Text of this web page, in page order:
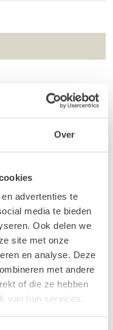
Over
advertenties te
media te bieden
Ook delen we
site met onze
en analyse. Deze
met andere
of die ze hebben
van hun services.
Deze mag niet
dat 1 punt waard.
gat. Maar let op,
je terug naar 15
elkaar, op
gerust wat dichter
Verdeel de 4 spelers
bij elk board
je.